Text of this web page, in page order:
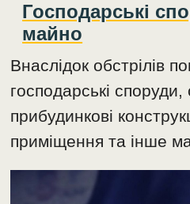
Господарські
майно
Внаслідок обстрілів
господарські споруди,
прибудинкові
приміщення та інше